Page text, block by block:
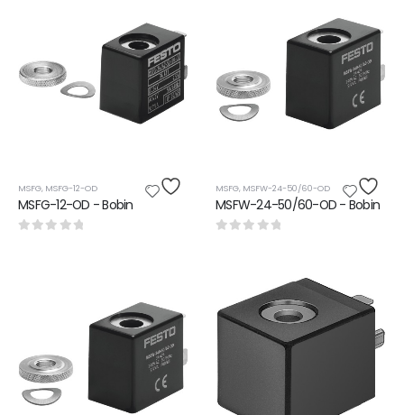
MSFG, MSFG-12-OD
MSFG-12-OD - Bobin
MSFG, MSFW-24-50/60-OD
MSFW-24-50/60-OD - Bobin